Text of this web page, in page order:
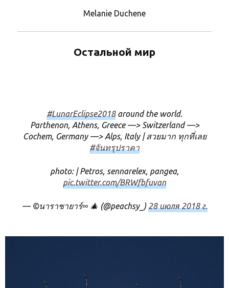
Melanie Duchene
Остальной мир
#LunarEclipse2018around the world.
Parthenon, Athens, Greece —> Switzerland —>
Cochem, Germany —> Alps, Italy | สวยมาก ทุกที่เลย
#จันทรุปราคา
photo: | Petros, sennarelex, pangea,
pic.twitter.com/BRWfbfuvan
— ©นาราชายาร์∞ 🎄 (@peachsy_) 28 июля 2018 г.